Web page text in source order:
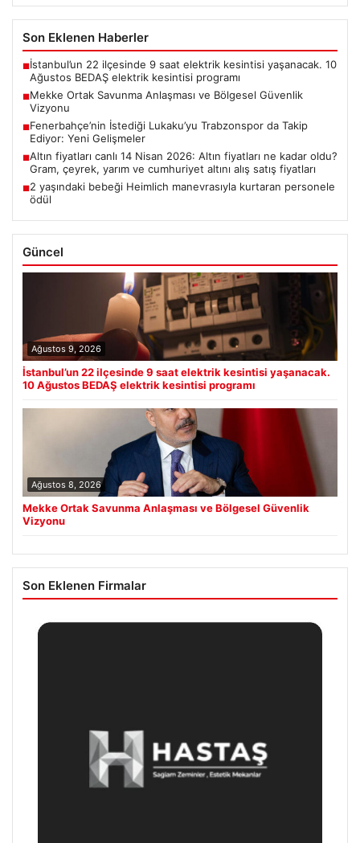
Son Eklenen Haberler
■İstanbul’un 22 ilçesinde 9 saat elektrik kesintisi yaşanacak. 10
Ağustos BEDAŞ elektrik kesintisi programı
■Mekke Ortak Savunma Anlaşması ve Bölgesel Güvenlik
Vizyonu
■Fenerbahçe’nin İstediği Lukaku’yu Trabzonspor da Takip
Ediyor: Yeni Gelişmeler
■Altın fiyatları canlı 14 Nisan 2026: Altın fiyatları ne kadar oldu?
Gram, çeyrek, yarım ve cumhuriyet altını alış satış fiyatları
■2 yaşındaki bebeği Heimlich manevrasıyla kurtaran personele
ödül
Güncel
Ağustos 9, 2026
İstanbul’un 22 ilçesinde 9 saat elektrik kesintisi yaşanacak.
10 Ağustos BEDAŞ elektrik kesintisi programı
Ağustos 8, 2026
Mekke Ortak Savunma Anlaşması ve Bölgesel Güvenlik
Vizyonu
Son Eklenen Firmalar